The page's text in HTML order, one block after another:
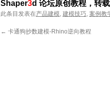
Shaper3d 论坛原创教程，转
此条目发表在产品建模, 建模技巧, 案例教
← 卡通狗抄数建模-Rhino逆向教程